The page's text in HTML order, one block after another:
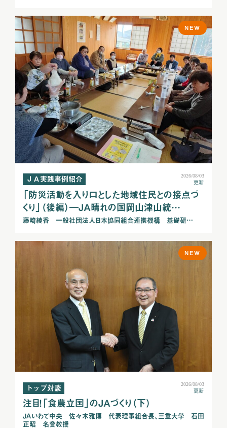
NEW
ＪＡ実践事例紹介
2026/08/03
更新
「防災活動を入り口とした地域住民との接点づ
くり」（後編）―ＪＡ晴れの国岡山津山統…
藤崎綾香 一般社団法人日本協同組合連携機構 基礎研…
NEW
トップ対談
2026/08/03
更新
注目！「食農立国」のＪＡづくり（下）
ＪＡいわて中央 佐々木雅博 代表理事組合長、三重大学 石田
正昭 名誉教授